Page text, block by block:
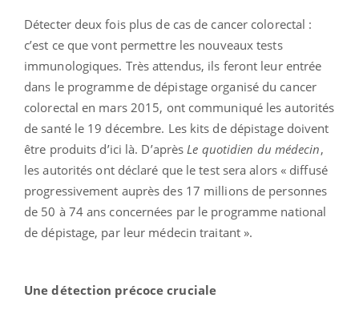
Détecter deux fois plus de cas de cancer colorectal :
c’est ce que vont permettre les nouveaux tests
immunologiques. Très attendus, ils feront leur entrée
dans le programme de dépistage organisé du cancer
colorectal en mars 2015, ont communiqué les autorités
de santé le 19 décembre. Les kits de dépistage doivent
être produits d’ici là. D’après Le quotidien du médecin,
les autorités ont déclaré que le test sera alors « diffusé
progressivement auprès des 17 millions de personnes
de 50 à 74 ans concernées par le programme national
de dépistage, par leur médecin traitant ».
Une détection précoce cruciale